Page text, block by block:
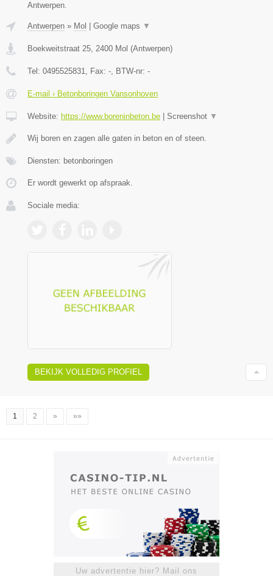
Antwerpen.
Antwerpen » Mol Google maps ▼
Boekweitstraat 25, 2400 Mol (Antwerpen)
Tel: 0495525831, Fax: -, BTW-nr: -
E-mail › Betonboringen Vansonhoven
Website: https://www.boreninbeton.be Screenshot ▼
Wij boren en zagen alle gaten in beton en of steen.
Diensten: betonboringen
Er wordt gewerkt op afspraak.
Sociale media:
BEKIJK VOLLEDIG PROFIEL
1 2 » »»
Uw advertentie hier? Mail ons